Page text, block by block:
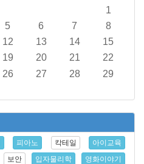
1
5 6 7
8
12 13 14
15
19 20 21
22
26 27 28
29
피아노 칵테일
아이교육
보안 입자물리학 영화이야기